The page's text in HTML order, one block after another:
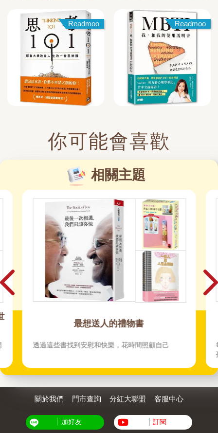
Readmoo Readmoo
你可能會喜歡
相關主題
最想送人的禮物書
透過這些書找到安慰和快樂，花時間照顧自己
關於我們 門市查詢 分紅大聯盟 客服中心
加好友 訂閱